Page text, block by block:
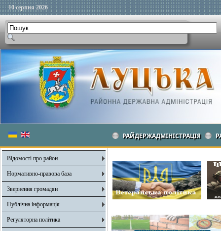
10 серпня 2026
РАЙДЕРЖАДМІНІСТРАЦІЯ
Відомості про район
Нормативно-правова база
Звернення громадян
Публічна інформація
Регуляторна політика